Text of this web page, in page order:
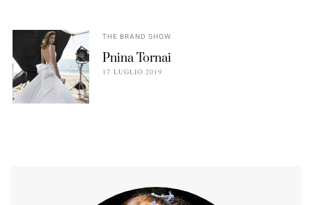
THE BRAND SHOW
Pnina Tornai
17 LUGLIO 2019